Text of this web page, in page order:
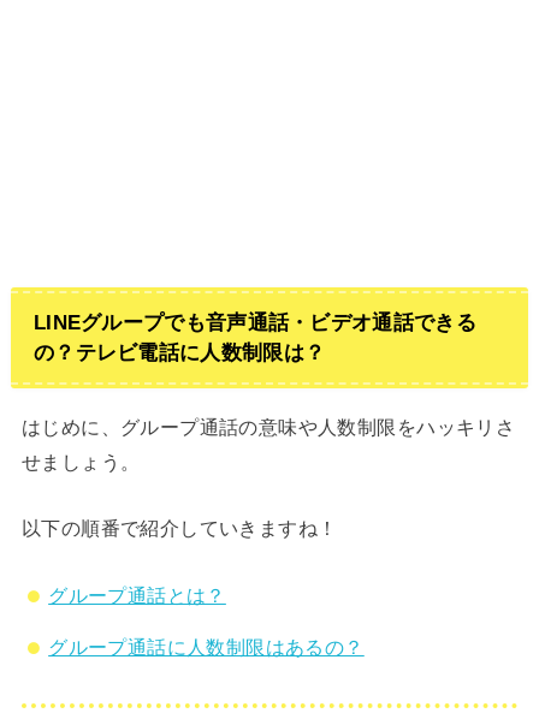
LINEグループでも音声通話・ビデオ通話できる
の？テレビ電話に人数制限は？
はじめに、グループ通話の意味や人数制限をハッキリさ
せましょう。
以下の順番で紹介していきますね！
グループ通話とは？
グループ通話に人数制限はあるの？